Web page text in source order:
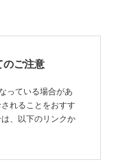
のご注意
っている場合があ
れることをおすす
、以下のリンクか